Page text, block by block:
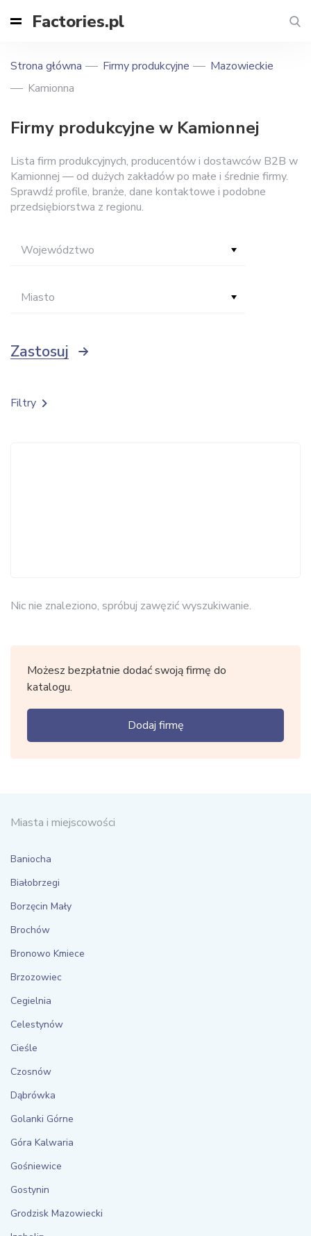
Factories.pl
Strona główna Firmy produkcyjne
Mazowieckie
Kamionna
Firmy produkcyjne w Kamionnej
Lista firm produkcyjnych, producentów i dostawców B2B w
Kamionnej — od dużych zakładów po małe i średnie firmy.
Sprawdź profile, branże, dane kontaktowe i podobne
przedsiębiorstwa z regionu.
Województwo
Miasto
Zastosuj
Nic nie znaleziono, spróbuj zawęzić wyszukiwanie.
Możesz bezpłatnie dodać swoją firmę do
katalogu.
Dodaj firmę
Filtry
Miasta i miejscowości
Baniocha
Białobrzegi
Borzęcin Mały
Brochów
Bronowo Kmiece
Brzozowiec
Cegielnia
Celestynów
Cieśle
Czosnów
Dąbrówka
Golanki Górne
Góra Kalwaria
Gośniewice
Gostynin
Grodzisk Mazowiecki